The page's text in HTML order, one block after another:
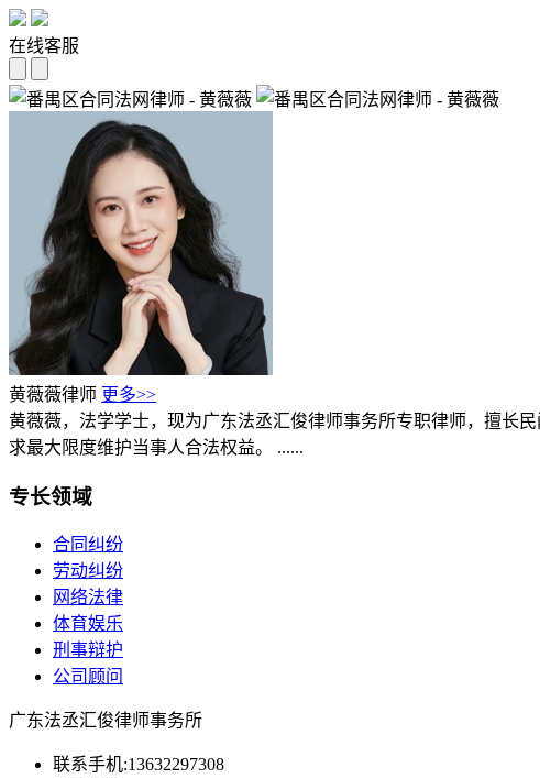
在线客服
黄薇薇律师 更多>>
黄薇薇，法学学士，现为广东法丞汇俊律师事务所专职律师，擅长
求最大限度维护当事人合法权益。 ......
专长领域
合同纠纷
劳动纠纷
网络法律
体育娱乐
刑事辩护
公司顾问
广东法丞汇俊律师事务所
联系手机:13632297308